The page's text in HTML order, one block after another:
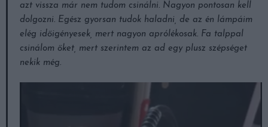
azt vissza már nem tudom csinálni. Nagyon pontosan kell
dolgozni. Egész gyorsan tudok haladni, de az én lámpáim
elég időigényesek, mert nagyon aprólékosak. Fa talppal
csinálom őket, mert szerintem az ad egy plusz szépséget
nekik még.